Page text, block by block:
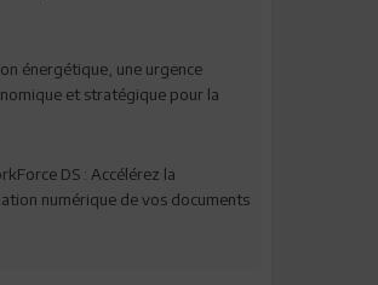
énergétique, une urgence
et stratégique pour la
DS : Accélérez la
numérique de vos documents